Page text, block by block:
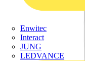
Enwitec
Interact
JUNG
LEDVANCE